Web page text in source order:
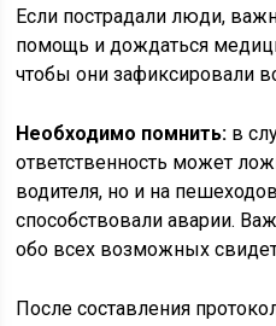
Если пострадали люди,
помощь и дождаться
чтобы они зафиксировали
Необходимо помнить: в
ответственность может
водителя, но и на
способствовали аварии.
обо всех возможных
После составления